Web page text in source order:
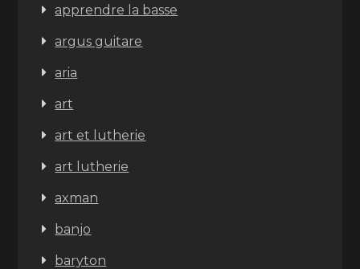
apprendre la basse
argus guitare
aria
art
art et lutherie
art lutherie
axman
banjo
baryton